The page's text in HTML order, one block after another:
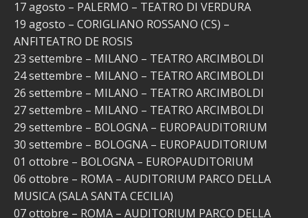
17 agosto – PALERMO – TEATRO DI VERDURA
19 agosto – CORIGLIANO ROSSANO (CS) –
ANFITEATRO DE ROSIS
23 settembre – MILANO – TEATRO ARCIMBOLDI
24 settembre – MILANO – TEATRO ARCIMBOLDI
26 settembre – MILANO – TEATRO ARCIMBOLDI
27 settembre – MILANO – TEATRO ARCIMBOLDI
29 settembre – BOLOGNA – EUROPAUDITORIUM
30 settembre – BOLOGNA – EUROPAUDITORIUM
01 ottobre – BOLOGNA – EUROPAUDITORIUM
06 ottobre – ROMA – AUDITORIUM PARCO DELLA
MUSICA (SALA SANTA CECILIA)
07 ottobre – ROMA – AUDITORIUM PARCO DELLA